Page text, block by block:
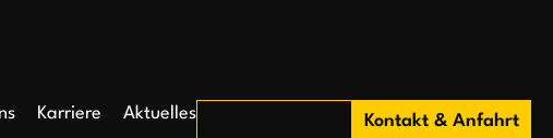
Karriere Aktuelles Kontakt & Anfahrt